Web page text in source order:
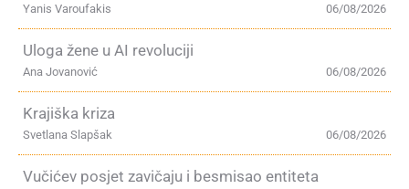
06/08/2026
Yanis Varoufakis
Uloga žene u AI revoluciji
06/08/2026
Ana Jovanović
Krajiška kriza
06/08/2026
Svetlana Slapšak
Vučićev posjet zavičaju i besmisao entiteta